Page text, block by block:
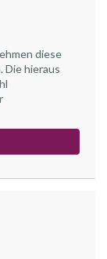
diese
Die hieraus